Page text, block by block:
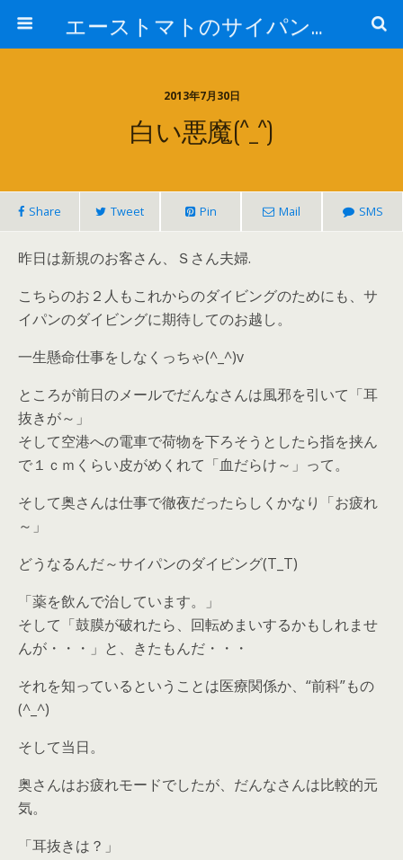
エーストマトのサイパンダイビング日記
2013年7月30日
白い悪魔(^_^)
Share Tweet Pin Mail SMS
昨日は新規のお客さん、Ｓさん夫婦.
こちらのお２人もこれからのダイビングのためにも、サ
イパンのダイビングに期待してのお越し。
一生懸命仕事をしなくっちゃ(^_^)v
ところが前日のメールでだんなさんは風邪を引いて「耳
抜きが～」
そして空港への電車で荷物を下ろそうとしたら指を挟ん
で１ｃｍくらい皮がめくれて「血だらけ～」って。
そして奥さんは仕事で徹夜だったらしくかなり「お疲れ
～」
どうなるんだ～サイパンのダイビング(T_T)
「薬を飲んで治しています。」
そして「鼓膜が破れたら、回転めまいするかもしれませ
んが・・・」と、きたもんだ・・・
それを知っているということは医療関係か、“前科”もの
(^_^)
そして当日。
奥さんはお疲れモードでしたが、だんなさんは比較的元
気。
「耳抜きは？」